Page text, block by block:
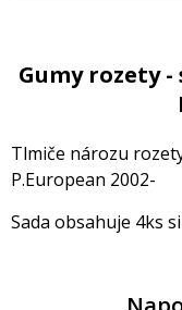
Gumy rozety -
Tlmiče nározu
P.European 2002-
Sada obsahuje 4ks